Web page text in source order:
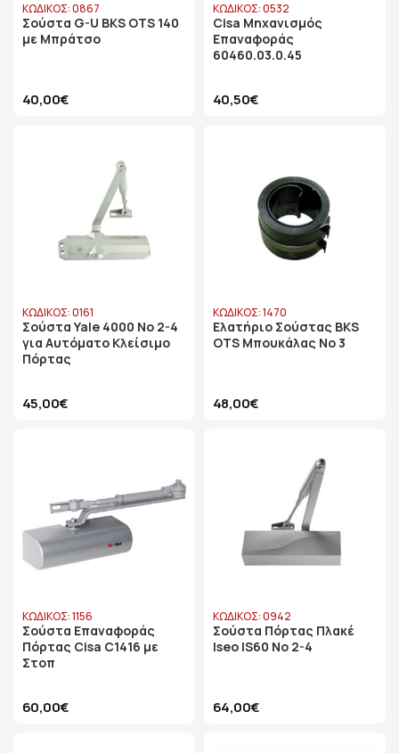
ΚΩΔΙΚΟΣ: 0867
Σούστα G-U BKS OTS 140
με Μπράτσο
40,00€
ΚΩΔΙΚΟΣ: 0532
Cisa Μηχανισμός
Επαναφοράς
60460.03.0.45
40,50€
ΚΩΔΙΚΟΣ: 0161
Σούστα Yale 4000 Νο 2-4
για Αυτόματο Κλείσιμο
Πόρτας
45,00€
ΚΩΔΙΚΟΣ: 1470
Ελατήριο Σούστας BKS
OTS Μπουκάλας Νο 3
48,00€
ΚΩΔΙΚΟΣ: 1156
Σούστα Επαναφοράς
Πόρτας Cisa C1416 με
Στοπ
60,00€
ΚΩΔΙΚΟΣ: 0942
Σούστα Πόρτας Πλακέ
Iseo IS60 No 2-4
64,00€